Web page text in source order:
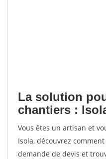
La solution
chantiers :
Vous êtes un artisan et
Isola, découvrez
demande de devis et